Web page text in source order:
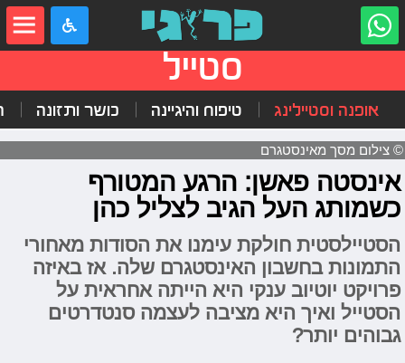
סטייל
אופנה וסטיילינג טיפוח והיגיינה כושר ותזונה
© צילום מסך מאינסטגרם
אינסטה פאשן: הרגע המטורף
כשמותג העל הגיב לצליל כהן
הסטיילסטית חולקת עימנו את הסודות מאחורי
התמונות בחשבון האינסטגרם שלה. אז באיזה
פרויקט יוטיוב ענקי היא הייתה אחראית על
הסטייל ואיך היא מציבה לעצמה סנטדרטים
גבוהים יותר?